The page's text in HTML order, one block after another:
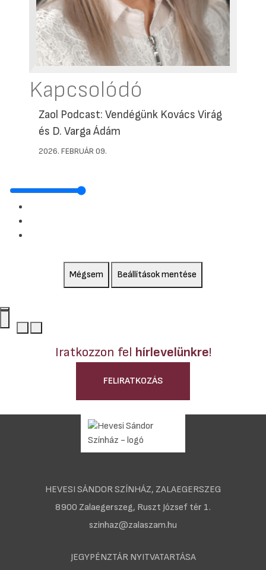
Kapcsolódó
Zaol Podcast: Vendégünk Kovács Virág
és D. Varga Ádám
2026. FEBRUÁR 09.
Mégsem Beállítások mentése
Iratkozzon fel hírlevelünkre!
FELIRATKOZÁS
JEGYPÉNZTÁR NYITVATARTÁSA
HEVESI SÁNDOR SZÍNHÁZ, ZALAEGERSZEG
8900 Zalaegerszeg, Ruszt József tér 1.
szinhaz@zalaszam.hu